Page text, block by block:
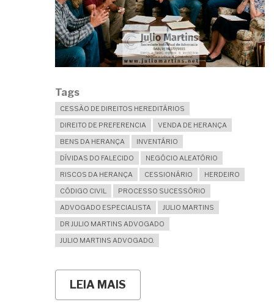
Tags
CESSÃO DE DIREITOS HEREDITÁRIOS
DIREITO DE PREFERENCIA
VENDA DE HERANÇA
BENS DA HERANÇA
INVENTÁRIO
DÍVIDAS DO FALECIDO
NEGÓCIO ALEATÓRIO
RISCOS DA HERANÇA
CESSIONÁRIO
HERDEIRO
CÓDIGO CIVIL
PROCESSO SUCESSÓRIO
ADVOGADO ESPECIALISTA
JULIO MARTINS
DR JULIO MARTINS ADVOGADO
JULIO MARTINS ADVOGADO.
LEIA MAIS
CESSÃO